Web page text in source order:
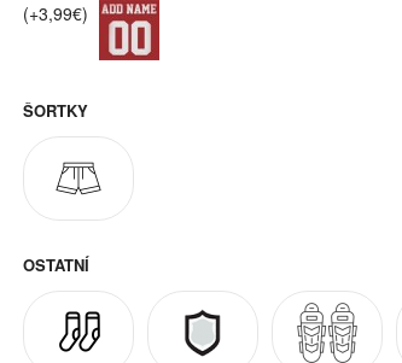
(+3,99€)
ŠORTKY
OSTATNÍ